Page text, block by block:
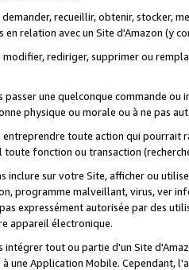
demander, recueillir, obtenir, stocker,
en relation avec un Site d'Amazon (y
modifier, rediriger, supprimer ou
passer une quelconque commande
physique ou morale ou à ne pas
entreprendre toute action qui
toute fonction ou transaction
inclure sur votre Site, afficher ou
programme malveillant, virus, ver
expressément autorisée par des
appareil électronique.
intégrer tout ou partie d'un Site
une Application Mobile. Cependant,